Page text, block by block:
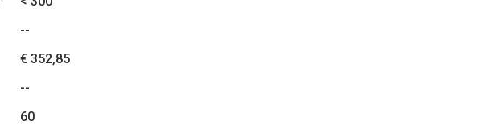
--
€ 352,85
--
60